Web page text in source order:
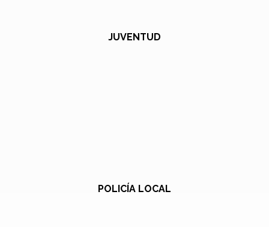
JUVENTUD
POLICÍA LOCAL